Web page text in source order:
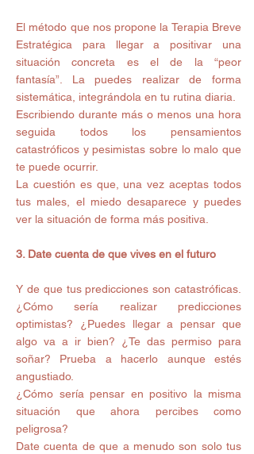
El método que nos propone la Terapia Breve
Estratégica para llegar a positivar una
situación concreta es el de la “peor
fantasía”. La puedes realizar de forma
sistemática, integrándola en tu rutina diaria.
Escribiendo durante más o menos una hora
seguida todos los pensamientos
catastróficos y pesimistas sobre lo malo que
te puede ocurrir.
La cuestión es que, una vez aceptas todos
tus males, el miedo desaparece y puedes
ver la situación de forma más positiva.
3. Date cuenta de que vives en el futuro
Y de que tus predicciones son catastróficas.
¿Cómo sería realizar predicciones
optimistas? ¿Puedes llegar a pensar que
algo va a ir bien? ¿Te das permiso para
soñar? Prueba a hacerlo aunque estés
angustiado.
¿Cómo sería pensar en positivo la misma
situación que ahora percibes como
peligrosa?
Date cuenta de que a menudo son solo tus